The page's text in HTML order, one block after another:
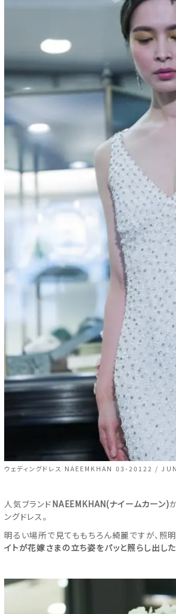
ウェディングドレス NAEEMKHAN 03-20122 /
人気ブランドNAEEMKHAN(ナイームカーン)
ングドレス。
明るい場所で見てももちろん綺麗ですが、照
イトが花嫁さまの立ち姿をパッと照らし出し